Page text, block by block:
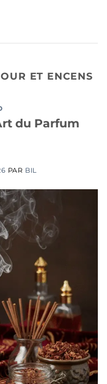
ET ENCENS
du Parfum
PAR BIL